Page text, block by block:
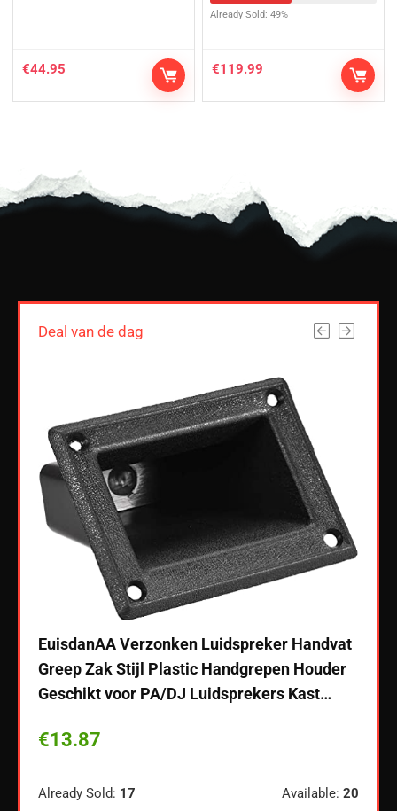
€44.95
Already Sold: 49%
€119.99
Deal van de dag
EuisdanAA Verzonken Luidspreker Handvat
Greep Zak Stijl Plastic Handgrepen Houder
Geschikt voor PA/DJ Luidsprekers Kast…
€13.87
Already Sold: 17 Available: 20